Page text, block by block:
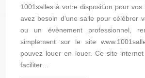
1001salles à votre disposition pour vos
avez besoin d’une salle pour célébrer
ou un évènement professionnel,
simplement sur le site
pouvez louer en louer. Ce site
faciliter…